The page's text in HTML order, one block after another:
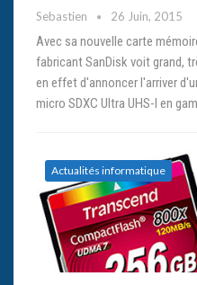
Sebastien 26 Juin, 2015
Avec sa nouvelle carte
fabricant SanDisk voit grand,
en effet d'annoncer l'arriver
micro SDXC Ultra UHS-I en
Actualités informatique